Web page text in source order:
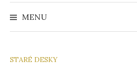
MENU
STARÉ DESKY